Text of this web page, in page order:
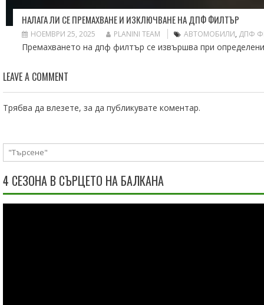
НАЛАГА ЛИ СЕ ПРЕМАХВАНЕ И ИЗКЛЮЧВАНЕ НА ДПФ ФИЛТЪР
НОЕМВРИ 25, 2025 PLANINI TEAM АВТОМОБИЛИ, ДПФ
Премахването на дпф филтър се извършва при
LEAVE A COMMENT
Трябва да влезете, за да публикувате коментар.
4 СЕЗОНА В СЪРЦЕТО НА БАЛКАНА